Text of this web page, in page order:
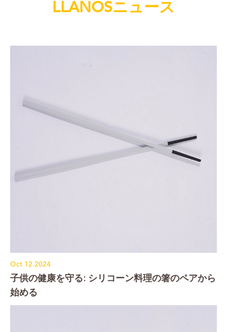
LLANOSニュース
Oct 12.2024
子供の健康を守る: シリコーン料理の箸のペアから
始める